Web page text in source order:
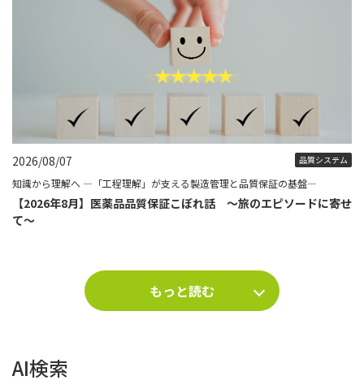
2026/08/07 品質システム
知識から理解へ ―「工程理解」が支える製造管理と品質保証の基盤―
【2026年8月】医薬品品質保証こぼれ話 ～旅のエピソードに寄せ
て～
もっと読む
AI検索